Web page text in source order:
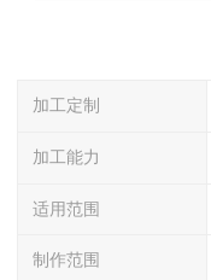
加工定制
加工能力
适用范围
制作范围